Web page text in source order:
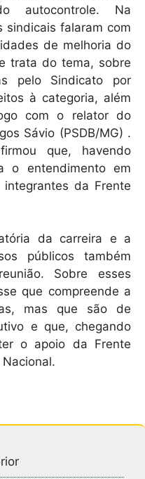
autocontrole. Na
sindicais falaram com
de melhoria do
trata do tema, sobre
pelo Sindicato por
à categoria, além
com o relator do
Sávio (PSDB/MG) .
que, havendo
o entendimento em
da Frente
da carreira e a
públicos também
Sobre esses
que compreende a
mas que são de
e que, chegando
o apoio da Frente